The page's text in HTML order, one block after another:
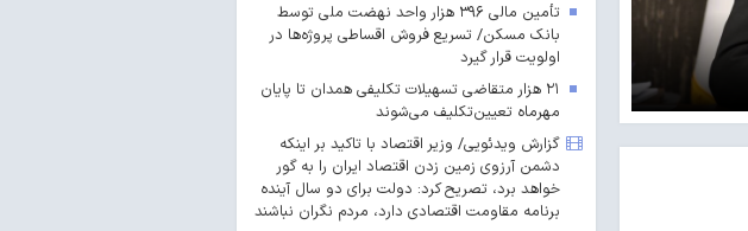
تأمین مالی ۳۹۶ هزار واحد نهضت ملی توسط
بانک مسکن/ تسریع فروش اقساطی پروژه‌ها در
اولویت قرار گیرد
۲۱ هزار متقاضی تسهیلات تکلیفی همدان تا پایان
مهرماه تعیین‌تکلیف می‌شوند
گزارش ویدئویی/ وزیر اقتصاد با تاکید بر اینکه
دشمن آرزوی زمین زدن اقتصاد ایران را به گور
خواهد برد، تصریح کرد: دولت برای دو سال آینده
برنامه مقاومت اقتصادی دارد، مردم نگران نباشند